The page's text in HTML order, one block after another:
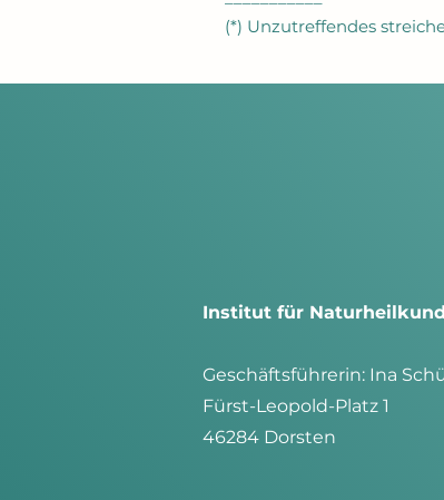
(*) Unzutreffendes
Institut für
Geschäftsführerin: Ina
Fürst-Leopold-Platz 1
46284 Dorsten